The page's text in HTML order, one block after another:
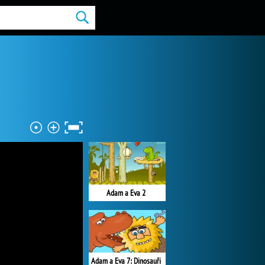
Adam a Eva 2
Adam a Eva 7: Dinosauři